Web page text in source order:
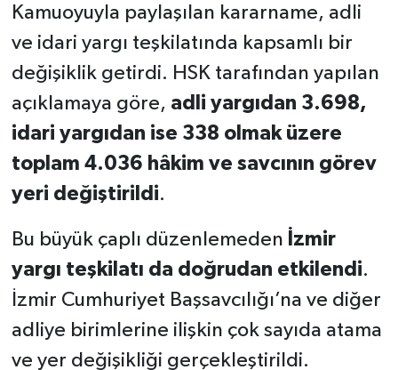
Kamuoyuyla paylaşılan kararname, adli
ve idari yargı teşkilatında kapsamlı bir
değişiklik getirdi. HSK tarafından yapılan
açıklamaya göre, adli yargıdan 3.698,
idari yargıdan ise 338 olmak üzere
toplam 4.036 hâkim ve savcının görev
yeri değiştirildi.
Bu büyük çaplı düzenlemeden İzmir
yargı teşkilatı da doğrudan etkilendi.
İzmir Cumhuriyet Başsavcılığı’na ve diğer
adliye birimlerine ilişkin çok sayıda atama
ve yer değişikliği gerçekleştirildi.